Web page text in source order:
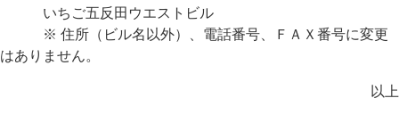
いちご五反田ウエストビル
※ 住所（ビル名以外）、電話番号、ＦＡＸ番号に変更
はありません。
以上